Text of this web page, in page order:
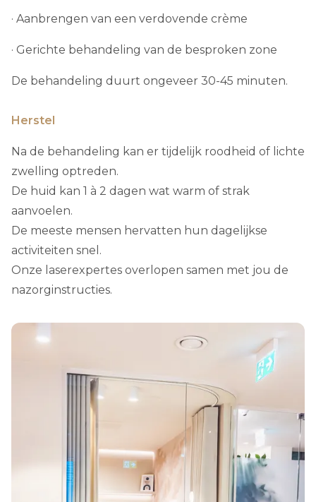
· Aanbrengen van een verdovende crème
· Gerichte behandeling van de besproken zone
De behandeling duurt ongeveer 30-45 minuten.
Herstel
Na de behandeling kan er tijdelijk roodheid of lichte
zwelling optreden.
De huid kan 1 à 2 dagen wat warm of strak
aanvoelen.
De meeste mensen hervatten hun dagelijkse
activiteiten snel.
Onze laserexpertes overlopen samen met jou de
nazorginstructies.